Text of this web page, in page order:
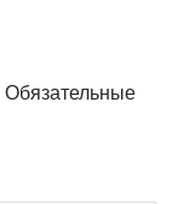
Обязательные